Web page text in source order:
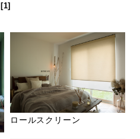
[1]
ロールスクリーン